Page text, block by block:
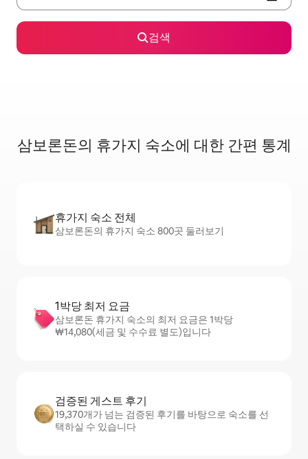
검색
삼보론돈의 휴가지 숙소에 대한 간편 통계
휴가지 숙소 전체
삼보론돈의 휴가지 숙소 800곳 둘러보기
1박당 최저 요금
삼보론돈 휴가지 숙소의 최저 요금은 1박당
₩14,080(세금 및 수수료 별도)입니다
검증된 게스트 후기
19,370개가 넘는 검증된 후기를 바탕으로 숙소를 선
택하실 수 있습니다